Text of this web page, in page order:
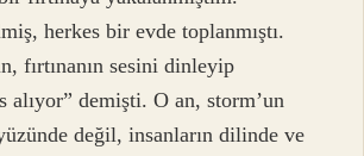
herkes bir evde toplanmıştı.
fırtınanın sesini dinleyip
alıyor” demişti. O an, storm’un
değil, insanların dilinde ve